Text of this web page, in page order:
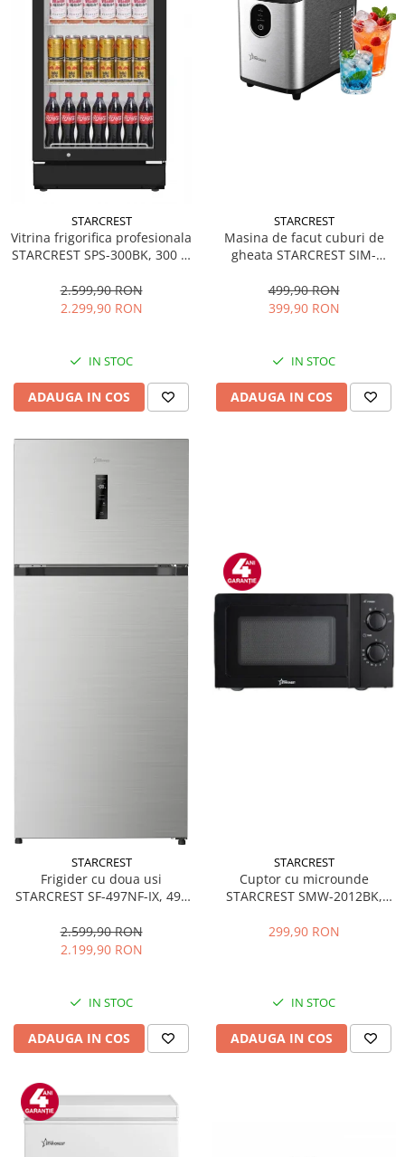
STARCREST
Vitrina frigorifica profesionala
STARCREST SPS-300BK, 300 L,
LED, H 169.5 cm, Negru
2.599,90 RON
2.299,90 RON
IN STOC
ADAUGA IN COS
STARCREST
Masina de facut cuburi de
gheata STARCREST SIM-
12Kg/24h, Cos gheata
detasabil, Rezervor apa 0.8 l,
499,90 RON
399,90 RON
IN STOC
ADAUGA IN COS
STARCREST
Frigider cu doua usi
STARCREST SF-497NF-IX, 497
Inverter, Clasa E, Display,
Functie super racire, Blocare
2.599,90 RON
2.199,90 RON
IN STOC
ADAUGA IN COS
STARCREST
Cuptor cu microunde
STARCREST SMW-2012BK,
mecanic, 6 Trepte de putere,
299,90 RON
IN STOC
ADAUGA IN COS